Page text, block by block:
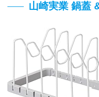
山崎実業 鍋蓋